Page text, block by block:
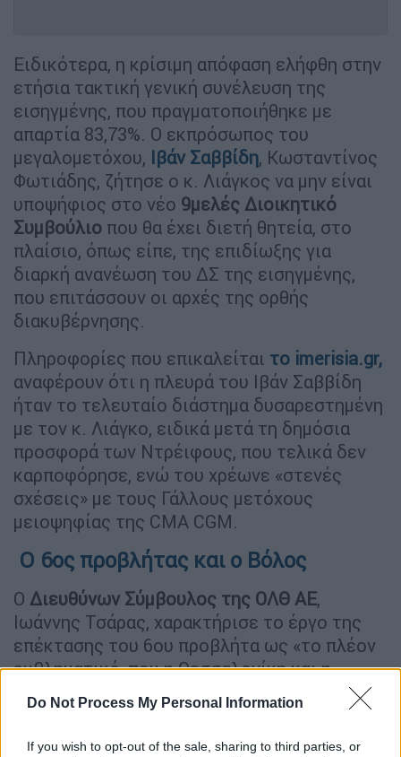
Do Not Process My Personal Information
If you wish to opt-out of the sale, sharing to third parties, or
Ειδικότερα, η κρίσιμη απόφαση ελήφθη στην
ετήσια τακτική γενική συνέλευση της
εισηγμένης, που πραγματοποιήθηκε με
απαρτία 83,73%. Ο εκπρόσωπος του
μεγαλομετόχου, Ιβάν Σαββίδη, Κωσταντίνος
Φωτιάδης, ζήτησε ο κ. Λιάγκος να μην είναι
υποψήφιος στο νέο 9μελές Διοικητικό
Συμβούλιο που θα έχει διετή θητεία, στο
πλαίσιο, όπως είπε, της επιδίωξης για
διαρκή ανανέωση του ΔΣ της εισηγμένης,
που επιτάσσουν οι αρχές της ορθής
διακυβέρνησης.
Πληροφορίες που επικαλείται το imerisia.gr,
αναφέρουν ότι η πλευρά του Ιβάν Σαββίδη
ήταν το τελευταίο διάστημα δυσαρεστημένη
με τον κ. Λιάγκο, ειδικά μετά τη δημόσια
προσφορά των Ντρέιφους, που τελικά δεν
καρποφόρησε, ενώ του χρέωνε «στενές
σχέσεις» με τους Γάλλους μετόχους
μειοψηφίας της CMA CGM.
Ο 6ος προβλήτας και ο Βόλος
Ο Διευθύνων Σύμβουλος της ΟΛΘ ΑΕ,
Ιωάννης Τσάρας, χαρακτήρισε το έργο της
επέκτασης του 6ου προβλήτα ως «το πλέον
εμβληματικό, που η Θεσσαλονίκη και η
Βόρεια Ελλάδα αναμένουν 20 χρόνια τώρα»
και προσδιόρισε το κόστος του «γύρω στα
200 εκατ. ευρώ ή λίγο λιγότερο».